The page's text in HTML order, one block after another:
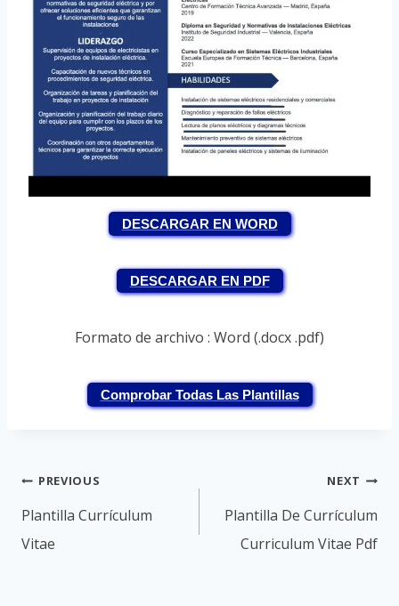
DESCARGAR EN WORD
DESCARGAR EN PDF
Formato de archivo : Word (.docx .pdf)
Comprobar Todas Las Plantillas
Post
navigation
PREVIOUS
Plantilla Currículum
Vitae
NEXT
Plantilla De Currículum
Curriculum Vitae Pdf